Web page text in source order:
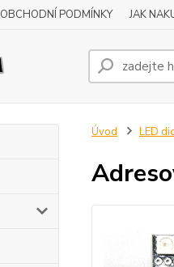
OBCHODNÍ PODMÍNKY JAK
Úvod LED